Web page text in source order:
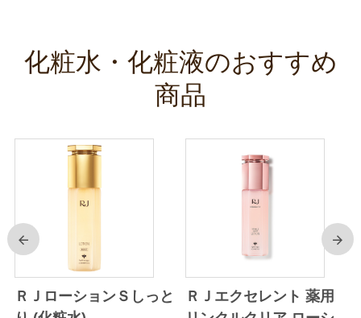
化粧水・化粧液のおすすめ
商品
前
ＲＪローションＳしっと
ＲＪエクセレント 薬用
次